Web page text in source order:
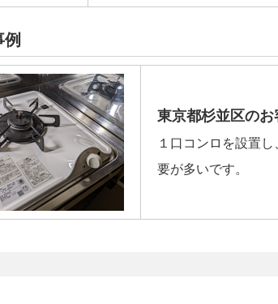
東京都杉並区のお
１口コンロを設置
要が多いです。